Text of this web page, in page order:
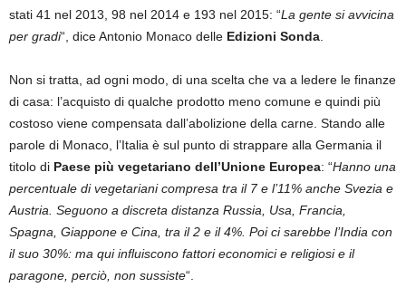
stati 41 nel 2013, 98 nel 2014 e 193 nel 2015: “La gente si avvicina
per gradi“, dice Antonio Monaco delle Edizioni Sonda.
Non si tratta, ad ogni modo, di una scelta che va a ledere le finanze
di casa: l’acquisto di qualche prodotto meno comune e quindi più
costoso viene compensata dall’abolizione della carne. Stando alle
parole di Monaco, l’Italia è sul punto di strappare alla Germania il
titolo di Paese più vegetariano dell’Unione Europea: “Hanno una
percentuale di vegetariani compresa tra il 7 e l’11% anche Svezia e
Austria. Seguono a discreta distanza Russia, Usa, Francia,
Spagna, Giappone e Cina, tra il 2 e il 4%. Poi ci sarebbe l’India con
il suo 30%: ma qui influiscono fattori economici e religiosi e il
paragone, perciò, non sussiste“.